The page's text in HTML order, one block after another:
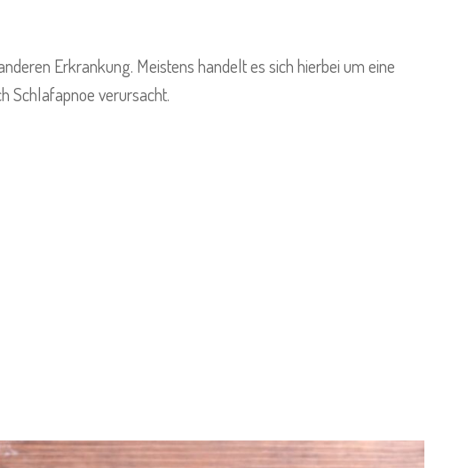
Erkrankung. Meistens handelt es sich hierbei um eine
Schlafapnoe verursacht.